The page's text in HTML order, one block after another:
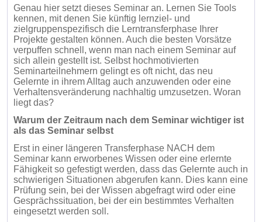
Genau hier setzt dieses Seminar an. Lernen Sie Tools
kennen, mit denen Sie künftig lernziel- und
zielgruppenspezifisch die Lerntransferphase Ihrer
Projekte gestalten können. Auch die besten Vorsätze
verpuffen schnell, wenn man nach einem Seminar auf
sich allein gestellt ist. Selbst hochmotivierten
Seminarteilnehmern gelingt es oft nicht, das neu
Gelernte in ihrem Alltag auch anzuwenden oder eine
Verhaltensveränderung nachhaltig umzusetzen. Woran
liegt das?
Warum der Zeitraum nach dem Seminar wichtiger ist
als das Seminar selbst
Erst in einer längeren Transferphase NACH dem
Seminar kann erworbenes Wissen oder eine erlernte
Fähigkeit so gefestigt werden, dass das Gelernte auch in
schwierigen Situationen abgerufen kann. Dies kann eine
Prüfung sein, bei der Wissen abgefragt wird oder eine
Gesprächssituation, bei der ein bestimmtes Verhalten
eingesetzt werden soll.